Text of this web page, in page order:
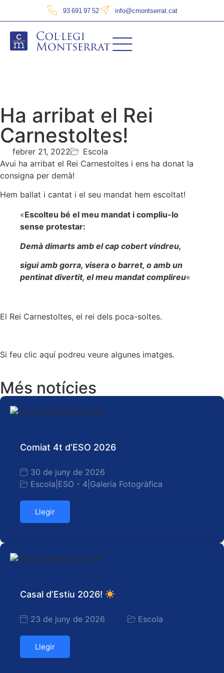
93 691 97 52 info@cmontserrat.cat
Ha arribat el Rei
Carnestoltes!
febrer 21, 2022
Escola
Avui ha arribat el Rei Carnestoltes i ens ha donat la
consigna per demà!
Hem ballat i cantat i el seu mandat hem escoltat!
«Escolteu bé el meu mandat i compliu-lo
sense protestar:
Demà dimarts amb el cap cobert vindreu,
sigui amb gorra, visera o barret, o amb un
pentinat divertit, el meu mandat complireu«
El Rei Carnestoltes, el rei dels poca-soltes.
Si feu clic aquí podreu veure algunes imatges.
Més notícies
Comiat 4t d’ESO 2026
30 de juny de 2026
Escola ESO - 4 Galeria Fotogràfica
Llegir
Casal d’Estiu 2026!
23 de juny de 2026 Escola
Llegir